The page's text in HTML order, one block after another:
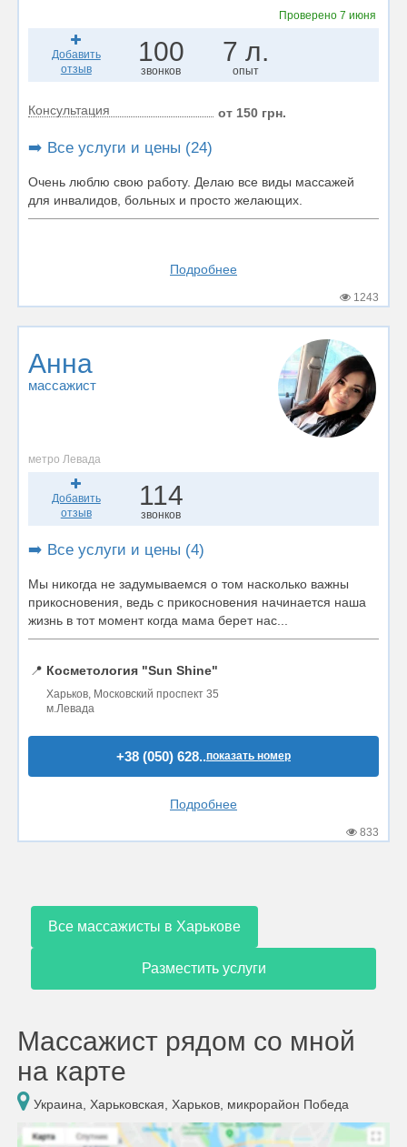
Проверено 7 июня
Добавить
отзыв
100
звонков
7 л.
опыт
Консультация от 150 грн.
➡️ Все услуги и цены (24)
Очень люблю свою работу. Делаю все виды массажей
для инвалидов, больных и просто желающих.
Подробнее
1243
Анна
массажист
метро Левада
Добавить
отзыв
114
звонков
➡️ Все услуги и цены (4)
Мы никогда не задумываемся о том насколько важны
прикосновения, ведь с прикосновения начинается наша
жизнь в тот момент когда мама берет нас...
📍 Косметология "Sun Shine"
Харьков, Московский проспект 35
м.Левада
+38 (050) 628..показать номер
Подробнее
833
Все массажисты в Харькове
Разместить услуги
Массажист рядом со мной
на карте
Украина, Харьковская, Харьков, микрорайон Победа